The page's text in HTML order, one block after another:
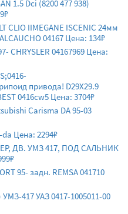
1.5 Dci (8200 477 938)
CLIO IIMEGANE ISCENIC 24мм
04167 Цена: 134₽
CHRYSLER 04167969 Цена:
привода! D29X29.9
0416cw5 Цена: 3704₽
Carisma DA 95-03
Цена: 2294₽
ДВ. УМЗ 417, ПОД САЛЬНИК
95- задн. REMSA 041710
417 УАЗ 0417-1005011-00